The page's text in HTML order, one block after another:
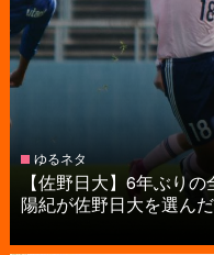
ゆるネタ
【佐野日大】6年ぶり
陽紀が佐野日大を選ん